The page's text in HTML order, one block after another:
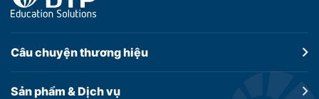
Câu chuyệnthương hiệu
Sản phẩm &Dịch vụ